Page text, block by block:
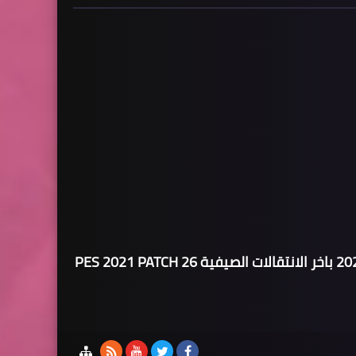
تحويل بيس 2021 الى بيس 2026 باخر الانتقالات الصيفية PES 2021 PATCH 26